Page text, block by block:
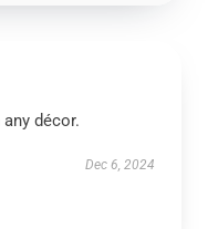
décor.
Dec 6, 2024